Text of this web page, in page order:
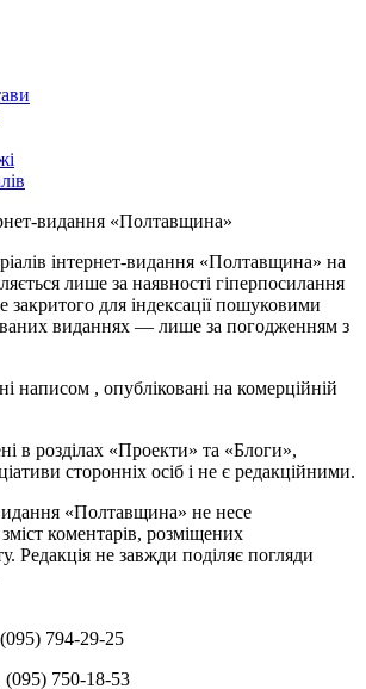
видання «Полтавщина»
інтернет-видання «Полтавщина» на
лише за наявності гіперпосилання
закритого для індексації пошуковими
виданнях — лише за погодженням з
написом , опубліковані на комерційній
в розділах «Проекти» та «Блоги»,
сторонніх осіб і не є редакційними.
«Полтавщина» не несе
зміст коментарів, розміщених
Редакція не завжди поділяє погляди
(095) 794-29-25
(095) 750-18-53